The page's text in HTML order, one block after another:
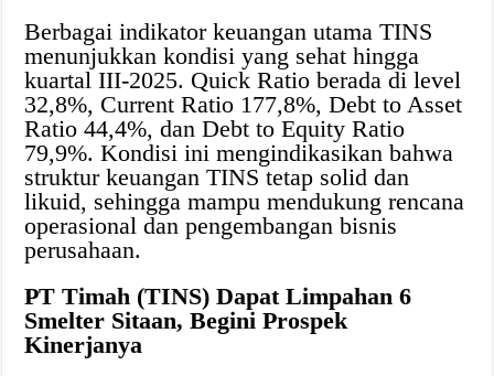
Berbagai indikator keuangan utama TINS
menunjukkan kondisi yang sehat hingga
kuartal III-2025. Quick Ratio berada di level
32,8%, Current Ratio 177,8%, Debt to Asset
Ratio 44,4%, dan Debt to Equity Ratio
79,9%. Kondisi ini mengindikasikan bahwa
struktur keuangan TINS tetap solid dan
likuid, sehingga mampu mendukung rencana
operasional dan pengembangan bisnis
perusahaan.
PT Timah (TINS) Dapat Limpahan 6
Smelter Sitaan, Begini Prospek
Kinerjanya